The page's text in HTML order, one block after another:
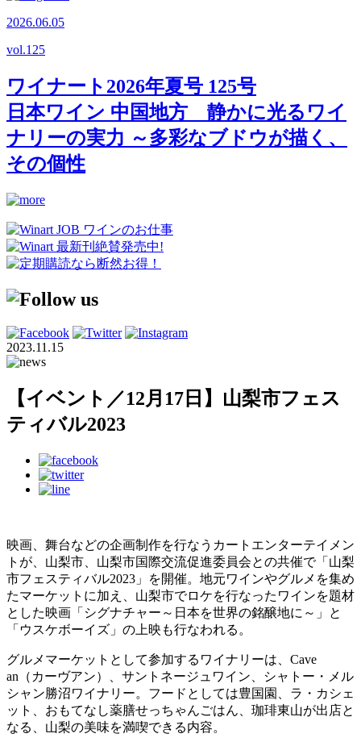
2026.06.05
vol.125
ワイナート2026年夏号 125号
日本ワイン 中国地方 静かに光るワイ
ナリーの実力 ～多彩なブドウが描く、
その個性
2023.11.15
【イベント／12月17日】山梨市フェス
ティバル2023
映画、舞台などの企画制作を行なうカートエンターテイメン
トが、山梨市、山梨市国際交流促進委員会との共催で「山梨
市フェスティバル2023」を開催。地元ワインやグルメを集め
たマーケットに加え、山梨市でロケを行なったワインを題材
とした映画「シグナチャー～日本を世界の銘醸地に～」と
「ウスケボーイズ」の上映も行なわれる。
グルメマーケットとして参加するワイナリーは、Cave
an（カーヴアン）、サントネージュワイン、シャトー・メル
シャン勝沼ワイナリー。フードとしては豊国園、ラ・カシェ
ット、おもてなし薬膳せっちゃんごはん、珈琲東山が出店と
なる、山梨の美味を満喫できる内容。